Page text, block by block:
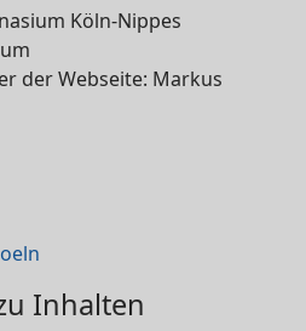
Köln-Nippes
der Webseite: Markus
Inhalten